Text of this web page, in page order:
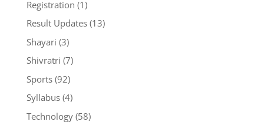
Registration (1)
Result Updates(13)
Shayari (3)
Shivratri (7)
Sports(92)
Syllabus(4)
Technology(58)